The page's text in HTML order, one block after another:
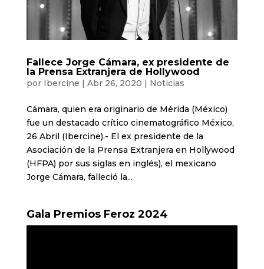
Fallece Jorge Cámara, ex presidente de
la Prensa Extranjera de Hollywood
por Ibercine | Abr 26, 2020 | Noticias
Cámara, quien era originario de Mérida (México)
fue un destacado crítico cinematográfico México,
26 Abril (Ibercine).- El ex presidente de la
Asociación de la Prensa Extranjera en Hollywood
(HFPA) por sus siglas en inglés), el mexicano
Jorge Cámara, falleció la...
Gala Premios Feroz 2024